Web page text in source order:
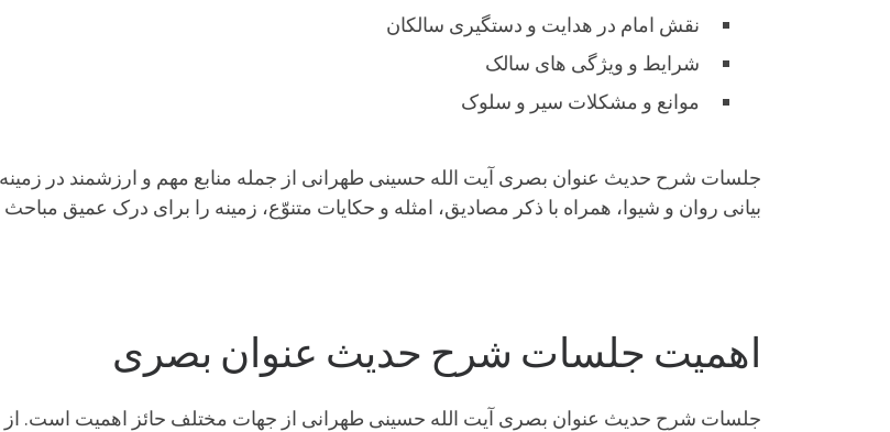
نقش امام در هدایت و دستگیری سالکان
شرایط و ویژگی های سالک
موانع و مشکلات سیر و سلوک
جلسات شرح حدیث عنوان بصری آیت الله حسینی طهرانی از جمله منابع مهم و ارزشمند در
بیانی روان و شیوا، همراه با ذکر مصادیق، امثله و حکایات متنوّع، زمینه را برای درک عمیق
اهمیت جلسات شرح حدیث عنوان بصری
جلسات شرح حدیث عنوان بصری آیت الله حسینی طهرانی از جهات مختلف حائز اهمیت است. از